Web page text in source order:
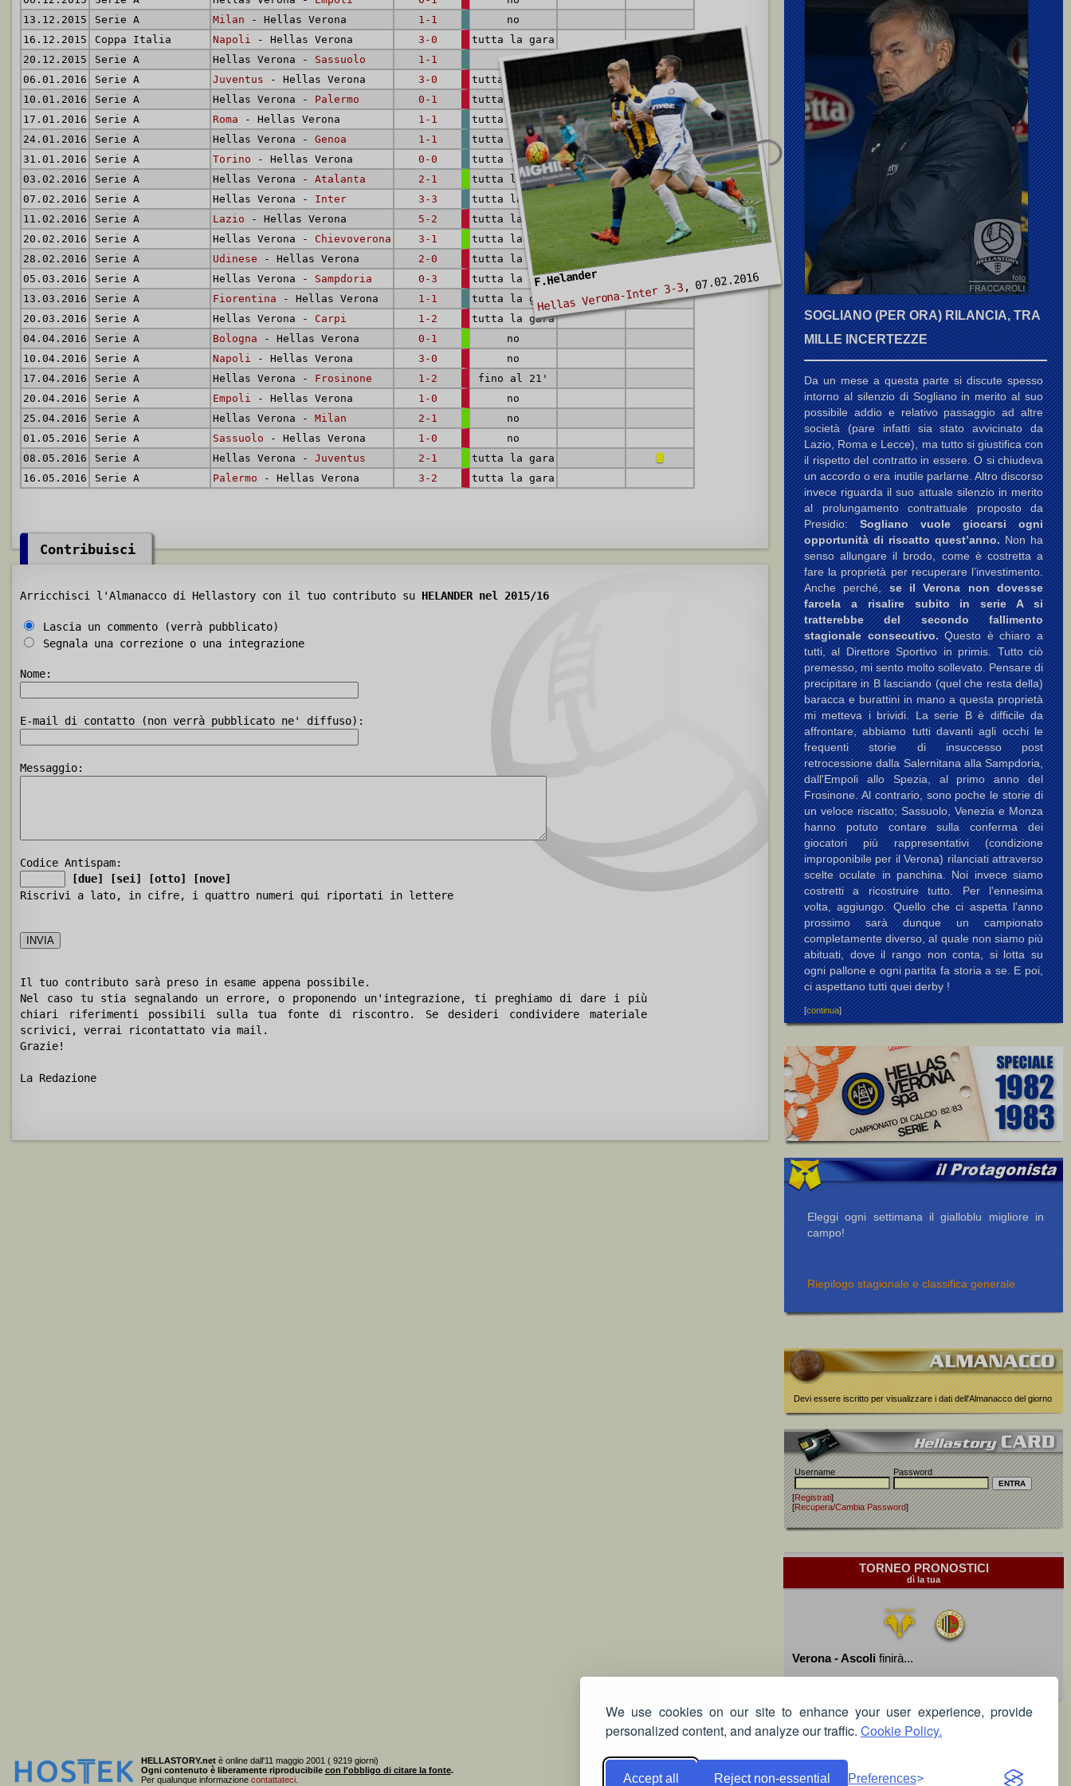
We use cookies on our site to enhance your user experience, provide
personalized content, and analyze our traffic. Cookie Policy.
Accept all Reject non-essential Preferences
F.Helander
Hellas Verona-Inter 3-3, 07.02.2016
13.12.2015
Serie A Milan - Hellas Verona 1-1
no
16.12.2015
Coppa Italia Napoli - Hellas Verona 3-0
tutta la gara
20.12.2015
Serie A Hellas Verona - Sassuolo 1-1
no
06.01.2016
Serie A Juventus - Hellas Verona 3-0
tutta la gara
10.01.2016
Serie A Hellas Verona - Palermo 0-1
tutta la gara
17.01.2016
Serie A Roma - Hellas Verona 1-1
tutta la gara
24.01.2016
Serie A Hellas Verona - Genoa 1-1
tutta la gara
31.01.2016
Serie A Torino - Hellas Verona 0-0
tutta la gara
03.02.2016
Serie A Hellas Verona - Atalanta 2-1
tutta la gara
07.02.2016
Serie A Hellas Verona - Inter 3-3 tutta la gara
11.02.2016
Serie A Lazio - Hellas Verona 5-2
tutta la gara
20.02.2016
Serie A Hellas Verona - Chievoverona 3-1
tutta la gara
28.02.2016
Serie A Udinese - Hellas Verona 2-0
tutta la gara
05.03.2016
Serie A Hellas Verona - Sampdoria 0-3
tutta la gara
13.03.2016
Serie A Fiorentina - Hellas Verona 1-1
tutta la gara
20.03.2016
Serie A Hellas Verona - Carpi 1-2
tutta la gara
04.04.2016
Serie A Bologna - Hellas Verona 0-1
no
10.04.2016
Serie A Napoli - Hellas Verona 3-0
no
17.04.2016
Serie A Hellas Verona - Frosinone 1-2
fino al 21'
20.04.2016
Serie A Empoli - Hellas Verona 1-0
no
25.04.2016
Serie A Hellas Verona - Milan 2-1
no
01.05.2016
Serie A Sassuolo - Hellas Verona 1-0
no
08.05.2016
Serie A Hellas Verona - Juventus 2-1
tutta la gara
16.05.2016
Serie A Palermo - Hellas Verona 3-2 tutta la gara
Contribuisci
Arricchisci l'Almanacco di Hellastory con il tuo contributo su HELANDER nel 2015/16
Lascia un commento (verrà pubblicato)
Segnala una correzione o una integrazione
Nome:
E-mail di contatto (non verrà pubblicato ne' diffuso):
Messaggio:
Codice Antispam:
[due]
[sei] [otto]
[nove]
Riscrivi a lato, in cifre, i quattro numeri qui riportati in lettere
Il tuo contributo sarà preso in esame appena possibile.
Nel caso tu stia segnalando un errore, o proponendo un'integrazione, ti preghiamo di dare i più
chiari riferimenti possibili sulla tua fonte di riscontro. Se desideri condividere materiale
scrivici, verrai ricontattato via mail.
Grazie!
La Redazione
SOGLIANO (PER ORA) RILANCIA, TRA
MILLE INCERTEZZE
Da un mese a questa parte si discute spesso
intorno al silenzio di Sogliano in merito al suo
possibile addio e relativo passaggio ad altre
società (pare infatti sia stato avvicinato da
Lazio, Roma e Lecce), ma tutto si giustifica con
il rispetto del contratto in essere. O si chiudeva
un accordo o era inutile parlarne. Altro discorso
invece riguarda il suo attuale silenzio in merito
al prolungamento contrattuale proposto da
Presidio:Sogliano vuole giocarsi ogni
opportunità di riscatto quest’anno.Non ha
senso allungare il brodo, come è costretta a
fare la proprietà per recuperare l’investimento.
Anche perché,se il Verona non dovesse
farcela a risalire subito in serie A si
tratterebbe del secondo fallimento
stagionale consecutivo.Questo è chiaro a
tutti, al Direttore Sportivo in primis. Tutto ciò
premesso, mi sento molto sollevato. Pensare di
precipitare in B lasciando (quel che resta della)
baracca e burattini in mano a questa proprietà
mi metteva i brividi. La serie B è difficile da
affrontare, abbiamo tutti davanti agli occhi le
frequenti storie di insuccesso post
retrocessione dalla Salernitana alla Sampdoria,
dall'Empoli allo Spezia, al primo anno del
Frosinone. Al contrario, sono poche le storie di
un veloce riscatto; Sassuolo, Venezia e Monza
hanno potuto contare sulla conferma dei
giocatori più rappresentativi (condizione
improponibile per il Verona) rilanciati attraverso
scelte oculate in panchina. Noi invece siamo
costretti a ricostruire tutto. Per l'ennesima
volta, aggiungo. Quello che ci aspetta l'anno
prossimo sarà dunque un campionato
completamente diverso, al quale non siamo più
abituati, dove il rango non conta, si lotta su
ogni pallone e ogni partita fa storia a se. E poi,
ci aspettano tutti quei derby !
[continua]
Eleggi ogni settimana il gialloblu migliore in
campo!
Riepilogo stagionale e classifica generale
Devi essere iscritto per visualizzare i dati dell'Almanacco del giorno
Username Password
[Registrati]
[Recupera/Cambia Password]
TORNEO PRONOSTICI
dì la tua
Verona - Ascoli finirà...
HELLASTORY.netè online dall'11 maggio 2001 ( 9219 giorni)
Ogni contenuto è liberamente riproducibile con l'obbligo di citare la fonte.
Per qualunque informazione contattateci.